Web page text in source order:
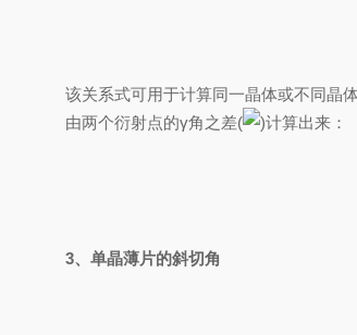
该关系式可用于计算同一晶体或不同晶
由两个衍射点的γ角之差(
)计算出来：
3、 单晶薄片的斜切角